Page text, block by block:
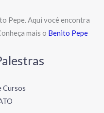
Pepe. Aqui você encontra
mais o Benito Pepe
Cursos